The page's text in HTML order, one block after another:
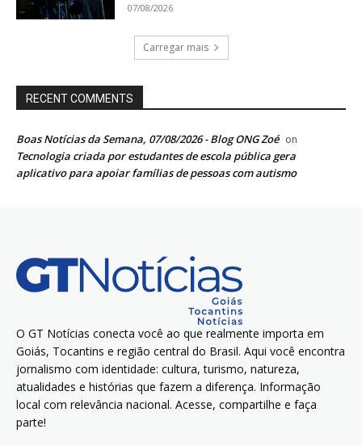
07/08/2026
Carregar mais
RECENT COMMENTS
Boas Notícias da Semana, 07/08/2026 - Blog ONG Zoé on
Tecnologia criada por estudantes de escola pública gera
aplicativo para apoiar famílias de pessoas com autismo
O GT Notícias conecta você ao que realmente importa em
Goiás, Tocantins e região central do Brasil. Aqui você encontra
jornalismo com identidade: cultura, turismo, natureza,
atualidades e histórias que fazem a diferença. Informação
local com relevância nacional. Acesse, compartilhe e faça
parte!